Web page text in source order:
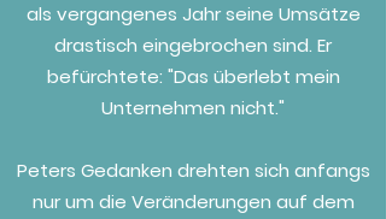
als vergangenes Jahr seine Umsätze
drastisch eingebrochen sind. Er
befürchtete: "Das überlebt mein
Unternehmen nicht."
Peters Gedanken drehten sich anfangs
nur um die Veränderungen auf dem